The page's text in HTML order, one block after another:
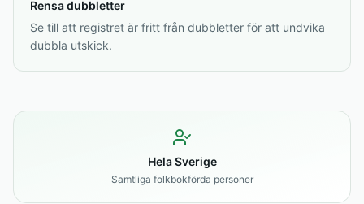
Rensa dubbletter
Se till att registret är fritt från dubbletter för att undvika
dubbla utskick.
Hela Sverige
Samtliga folkbokförda personer